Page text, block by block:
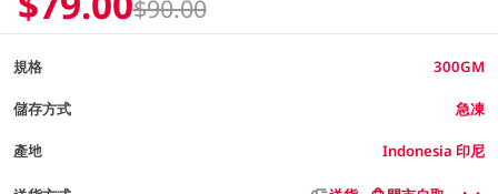
$90.00
規格 300GM
儲存方式 急凍
產地 Indonesia 印尼